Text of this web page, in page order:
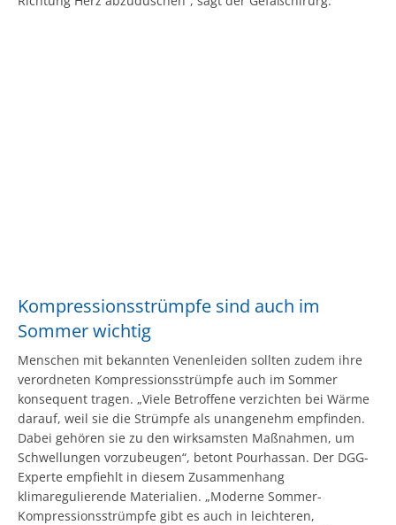
Kompressionsstrümpfe sind auch im
Sommer wichtig
Menschen mit bekannten Venenleiden sollten zudem ihre
verordneten Kompressionsstrümpfe auch im Sommer
konsequent tragen. „Viele Betroffene verzichten bei Wärme
darauf, weil sie die Strümpfe als unangenehm empfinden.
Dabei gehören sie zu den wirksamsten Maßnahmen, um
Schwellungen vorzubeugen“, betont Pourhassan. Der DGG-
Experte empfiehlt in diesem Zusammenhang
klimaregulierende Materialien. „Moderne Sommer-
Kompressionsstrümpfe gibt es auch in leichteren,